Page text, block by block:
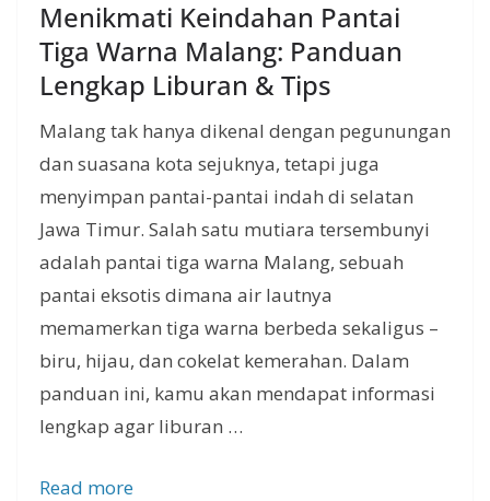
Menikmati Keindahan Pantai
Tiga Warna Malang: Panduan
Lengkap Liburan & Tips
Malang tak hanya dikenal dengan pegunungan
dan suasana kota sejuknya, tetapi juga
menyimpan pantai-pantai indah di selatan
Jawa Timur. Salah satu mutiara tersembunyi
adalah pantai tiga warna Malang, sebuah
pantai eksotis dimana air lautnya
memamerkan tiga warna berbeda sekaligus –
biru, hijau, dan cokelat kemerahan. Dalam
panduan ini, kamu akan mendapat informasi
lengkap agar liburan …
Read more